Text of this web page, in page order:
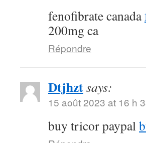
fenofibrate canada
200mg ca
Répondre
Dtjhztsays:
15 août 2023 at 16 h
buy tricor paypal